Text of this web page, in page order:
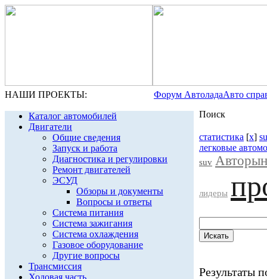
НАШИ ПРОЕКТЫ: Форум АвтоладаАвто
Каталог автомобилей
Двигатели
Общие сведения
Запуск и работа
Диагностика и регулировки
Ремонт двигателей
ЭСУД
Обзоры и документы
Вопросы и ответы
Система питания
Система зажигания
Система охлаждения
Газовое оборудование
Другие вопросы
Трансмиссия
Ходовая часть
Поиск
статистика [x]
легковые
suv
лидеры
Результаты